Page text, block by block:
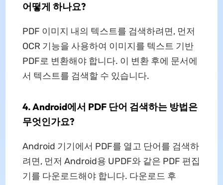
어떻게 하나요?
PDF 이미지 내의 텍스트를 검색하려면, 먼저
OCR 기능을 사용하여 이미지를 텍스트 기반
PDF로 변환해야 합니다. 이 변환 후에 문서에
서 텍스트를 검색할 수 있습니다.
4. Android에서 PDF 단어 검색하는 방법은
무엇인가요?
Android 기기에서 PDF를 열고 단어를 검색하
려면, 먼저 Android용 UPDF와 같은 PDF 편집
기를 다운로드해야 합니다. 다운로드 후